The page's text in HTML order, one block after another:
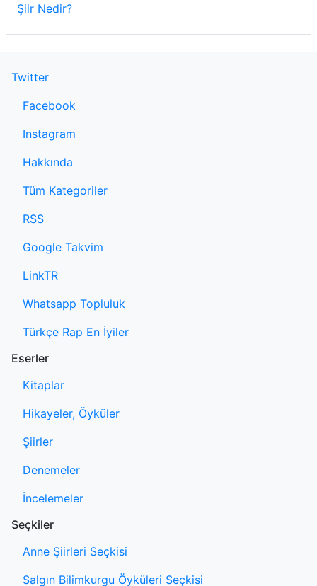
Şiir Nedir?
Twitter
Facebook
Instagram
Hakkında
Tüm Kategoriler
RSS
Google Takvim
LinkTR
Whatsapp Topluluk
Türkçe Rap En İyiler
Eserler
Kitaplar
Hikayeler, Öyküler
Şiirler
Denemeler
İncelemeler
Seçkiler
Anne Şiirleri Seçkisi
Salgın Bilimkurgu Öyküleri Seçkisi